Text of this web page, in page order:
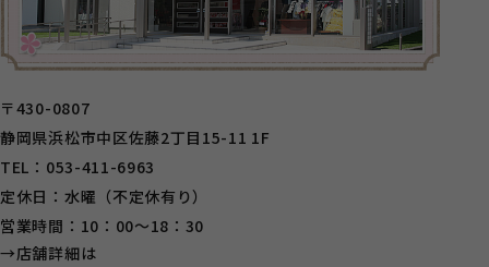
〒430-0807
静岡県浜松市中区佐藤2丁目15-11 1F
TEL：053-411-6963
定休日：水曜（不定休有り）
営業時間：10：00～18：30
→店舗詳細は